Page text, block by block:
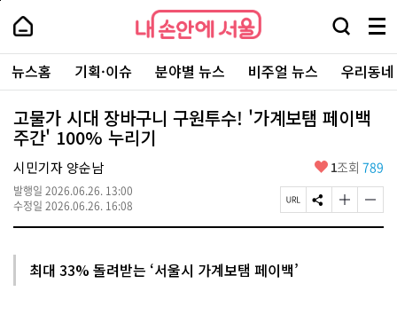
본
로
가
내
손
안
에
서
울
-
서
울
시
대
표
소
통
포
내
손
에
울
검
창
열
기
메
뉴
전
체
보
주
요
서
뉴스홈 기획·이슈 분야별 뉴스 비주얼 뉴스 우리동
고물가 시대 장바구니 구원투수! '가계보탬 페이백
주간' 100% 누리기
시민기자 양순남
발행일 2026.06.26. 13:00
수정일 2026.06.26. 16:08
좋
요
1조회 789
페
이
R
S
N
글
자
글
자
최대 33% 돌려받는 ‘서울시 가계보탬 페이백’
페
상
단
로